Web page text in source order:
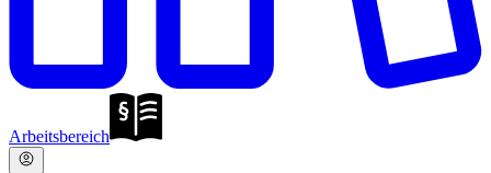
Arbeitsbereich